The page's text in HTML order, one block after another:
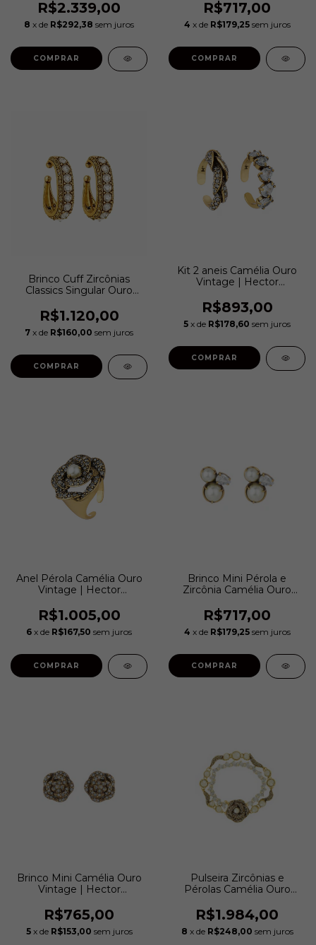
R$2.339,00
8 x de R$292,38 sem juros
COMPRAR
R$717,00
4 x de R$179,25 sem juros
COMPRAR
Brinco Cuff Zircônias
Classics Singular Ouro
Albertazzi
R$1.120,00
7 x de R$160,00 sem juros
COMPRAR
Kit 2 aneis Camélia Ouro
Vintage | Hector
R$893,00
5 x de R$178,60 sem juros
COMPRAR
Anel Pérola Camélia Ouro
Vintage | Hector
R$1.005,00
6 x de R$167,50 sem juros
COMPRAR
Brinco Mini Pérola e
Zircônia Camélia Ouro
Albertazzi
R$717,00
4 x de R$179,25 sem juros
COMPRAR
Brinco Mini Camélia Ouro
Vintage | Hector
R$765,00
5 x de R$153,00 sem juros
Pulseira Zircônias e
Pérolas Camélia Ouro
Albertazzi
R$1.984,00
8 x de R$248,00 sem juros